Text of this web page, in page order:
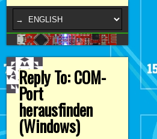
Reply To: COM-
Port
herausfinden
(Windows)